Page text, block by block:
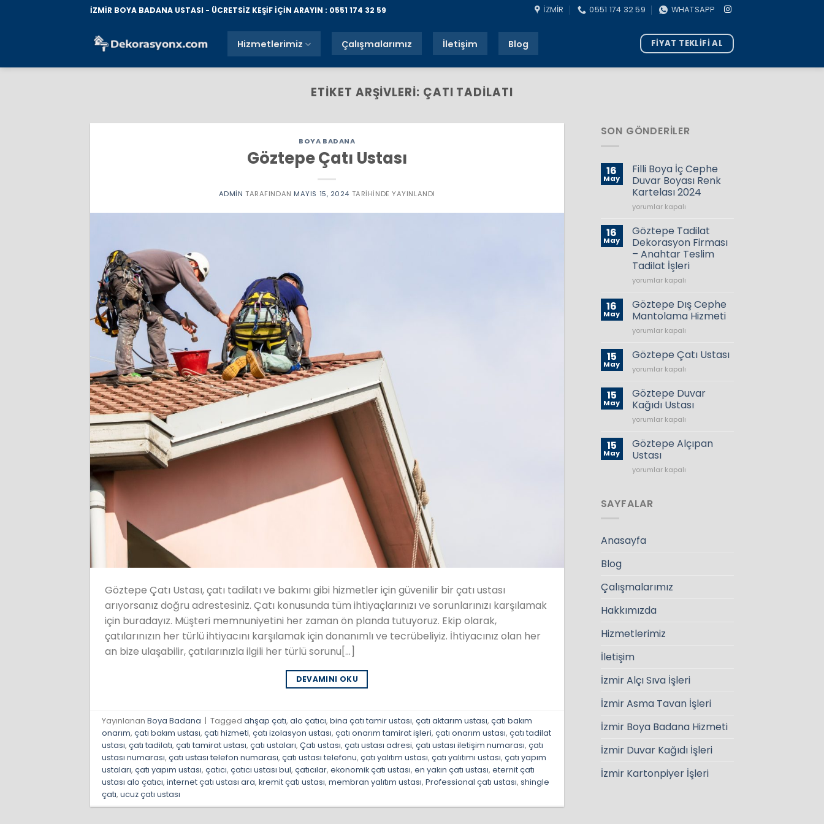
İZMİR BOYA BADANA USTASI - ÜCRETSİZ KEŞİF İÇİN ARAYIN : 0551 174 32 59 İZMİR 0551 174 32 59 WHATSAPP
Hizmetlerimiz Çalışmalarımız İletişim Blog FİYAT TEKLİFİ AL
ETIKET ARŞIVLERI: ÇATI TADILATI
BOYA BADANA
Göztepe Çatı Ustası
ADMIN TARAFINDAN MAYIS 15, 2024 TARIHINDE YAYINLANDI
Göztepe Çatı Ustası, çatı tadilatı ve bakımı gibi hizmetler için güvenilir bir çatı ustası
arıyorsanız doğru adrestesiniz. Çatı konusunda tüm ihtiyaçlarınızı ve sorunlarınızı karşılamak
için buradayız. Müşteri memnuniyetini her zaman ön planda tutuyoruz. Ekip olarak,
çatılarınızın her türlü ihtiyacını karşılamak için donanımlı ve tecrübeliyiz. İhtiyacınız olan her
an bize ulaşabilir, çatılarınızla ilgili her türlü sorunu[…]
DEVAMINI OKU
YayınlananBoya Badana | Taggedahşap çatı,alo çatıcı,bina çatı tamir ustası,çatı aktarım ustası,çatı bakım
onarım,çatı bakım ustası,çatı hizmeti,çatı izolasyon ustası,çatı onarım tamirat işleri,çatı onarım ustası,çatı tadilat
ustası,çatı tadilatı,çatı tamirat ustası,çatı ustaları,Çatı ustası,çatı ustası adresi,çatı ustası iletişim numarası,çatı
ustası numarası,çatı ustası telefon numarası,çatı ustası telefonu,çatı yalıtım ustası,çatı yalıtımı ustası,çatı yapım
ustaları,çatı yapım ustası,çatıcı,çatıcı ustası bul,çatıcılar,ekonomik çatı ustası,en yakın çatı ustası,eternit çatı
ustası alo çatıcı,internet çatı ustası ara,kremit çatı ustası,membran yalıtım ustası,Professional çatı ustası,shingle
çatı,ucuz çatı ustası
SON GÖNDERILER
16
May
Filli Boya İç Cephe
Duvar Boyası Renk
Kartelası 2024
Filli
İç
Cephe
Duvar
Boyası
Renk
Kartelası
için
yorumlar kapalı
16
May
Göztepe Tadilat
Dekorasyon Firması
– Anahtar Teslim
Tadilat İşleri
Göztepe
Dekorasyon
Firması
–
Anahtar
Tadilat
için
yorumlar kapalı
16
May
Göztepe Dış Cephe
Mantolama Hizmeti
Göztepe
Cephe
Mantolama
Hizmeti
yorumlar kapalı
15
May
Göztepe Çatı Ustası
Göztepe
Ustası
için
yorumlar kapalı
15
May
Göztepe Duvar
Kağıdı Ustası
Göztepe
Kağıdı
Ustası
için
yorumlar kapalı
15
May
Göztepe Alçıpan
Ustası
Göztepe
için
yorumlar kapalı
SAYFALAR
Anasayfa
Blog
Çalışmalarımız
Hakkımızda
Hizmetlerimiz
İletişim
İzmir Alçı Sıva İşleri
İzmir Asma Tavan İşleri
İzmir Boya Badana Hizmeti
İzmir Duvar Kağıdı İşleri
İzmir Kartonpiyer İşleri